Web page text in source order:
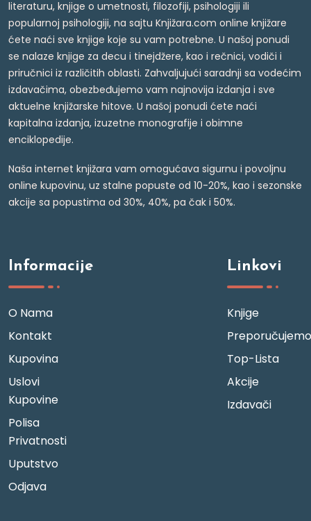
literaturu, knjige o umetnosti, filozofiji, psihologiji ili
popularnoj psihologiji, na sajtu Knjižara.com online knjižare
ćete naći sve knjige koje su vam potrebne. U našoj ponudi
se nalaze knjige za decu i tinejdžere, kao i rečnici, vodiči i
priručnici iz različitih oblasti. Zahvaljujući saradnji sa vodećim
izdavačima, obezbeđujemo vam najnovija izdanja i sve
aktuelne knjižarske hitove. U našoj ponudi ćete naći
kapitalna izdanja, izuzetne monografije i obimne
enciklopedije.
Naša internet knjižara vam omogućava sigurnu i povoljnu
online kupovinu, uz stalne popuste od 10-20%, kao i sezonske
akcije sa popustima od 30%, 40%, pa čak i 50%.
Informacije
O Nama
Kontakt
Kupovina
Uslovi
Kupovine
Polisa
Privatnosti
Uputstvo
Odjava
Linkovi
Knjige
Preporučujemo
Top-Lista
Akcije
Izdavači